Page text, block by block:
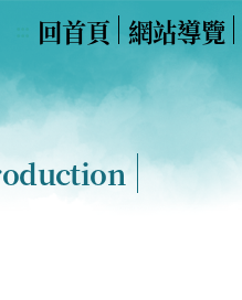
回首頁 網站導覽